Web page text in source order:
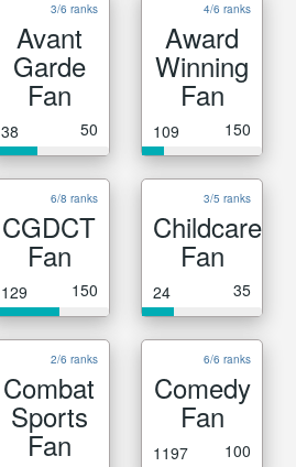
3/6 ranks
Avant
Garde
Fan
38 50
4/6 ranks
Award
Winning
Fan
109 150
6/8 ranks
CGDCT
Fan
129 150
3/5 ranks
Childcare
Fan
24 35
2/6 ranks
Combat
Sports
Fan
6/6 ranks
Comedy
Fan
1197 100